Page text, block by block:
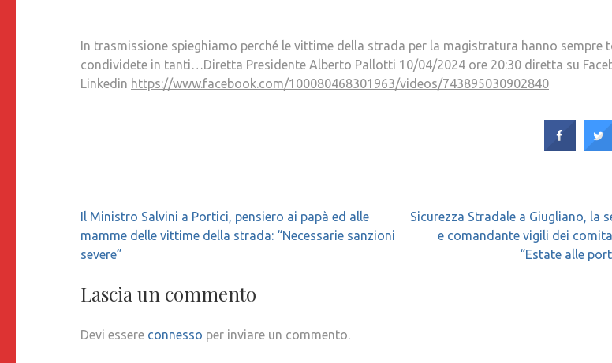
In trasmissione spieghiamo perché le vittime della strada per la magistratura hanno sempre
condividete in tanti…Diretta Presidente Alberto Pallotti 10/04/2024 ore 20:30 diretta su
Linkedin https://www.facebook.com/100080468301963/videos/743895030902840
Navigazione
articoli
Il Ministro Salvini a Portici, pensiero ai papà ed alle
mamme delle vittime della strada: “Necessarie sanzioni
severe”
Sicurezza Stradale a Giugliano, la
e comandante vigili dei
“Estate alle
Lascia un commento
Devi essere connesso per inviare un commento.